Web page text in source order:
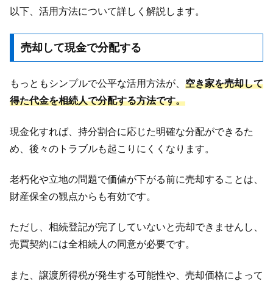
以下、活用方法について詳しく解説します。
売却して現金で分配する
もっともシンプルで公平な活用方法が、 空き家を売却して
得た代金を相続人で分配する方法です。
現金化すれば、持分割合に応じた明確な分配ができるた
め、後々のトラブルも起こりにくくなります。
老朽化や立地の問題で価値が下がる前に売却することは、
財産保全の観点からも有効です。
ただし、相続登記が完了していないと売却できませんし、
売買契約には全相続人の同意が必要です。
また、譲渡所得税が発生する可能性や、売却価格によって